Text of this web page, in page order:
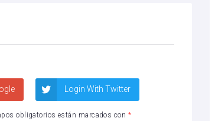
Login With Twitter
obligatorios están marcados con *